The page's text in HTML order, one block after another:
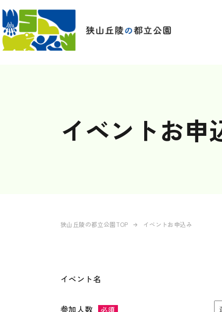
イベントお申
狭山丘陵の都立公園TOP イベントお申込み
イベント名
参加人数 必須